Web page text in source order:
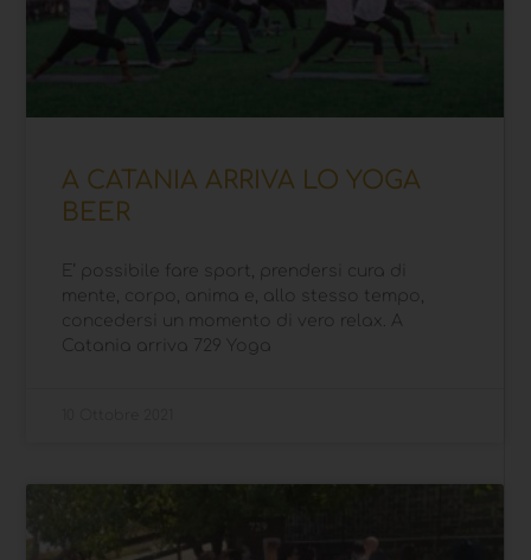
A CATANIA ARRIVA LO YOGA
BEER
E’ possibile fare sport, prendersi cura di
mente, corpo, anima e, allo stesso tempo,
concedersi un momento di vero relax. A
Catania arriva 729 Yoga